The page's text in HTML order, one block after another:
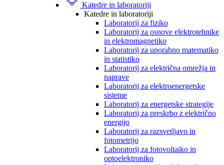
Katedre in laboratoriji
Katedre in laboratoriji
Laboratorij za fiziko
Laboratorij za osnove elektrotehnike
in elektromagnetiko
Laboratorij za uporabno matematiko
in statistiko
Laboratorij za električna omrežja in
naprave
Laboratorij za elektroenergetske
sisteme
Laboratorij za energetske strategije
Laboratorij za preskrbo z električno
energijo
Laboratorij za razsvetljavo in
fotometrijo
Laboratorij za fotovoltaiko in
optoelektroniko